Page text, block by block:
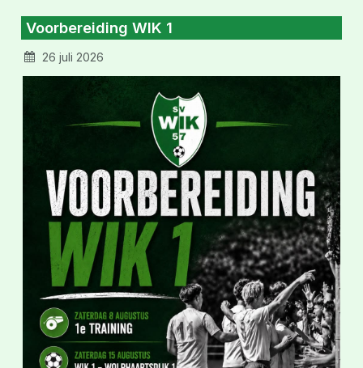
Voorbereiding WIK 1
26 juli 2026